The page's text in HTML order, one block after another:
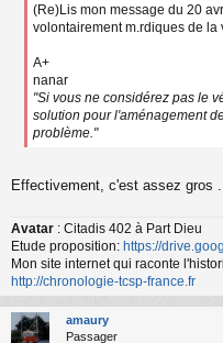
(Re)Lis mon message du 20
volontairement m.rdiques de la
A+
nanar
"Si vous ne considérez pas le
solution pour l'aménagement
problème."
Effectivement, c'est assez gros
Avatar : Citadis 402 à Part Dieu
Etude proposition: https://
Mon site internet qui raconte
http://chronologie-tcsp-france.fr
amaury
Passager